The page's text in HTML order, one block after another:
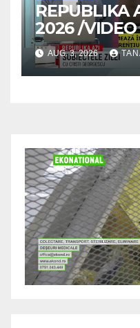
REPUBLIKA
2026 /VIDEO
AUG. 3, 2026